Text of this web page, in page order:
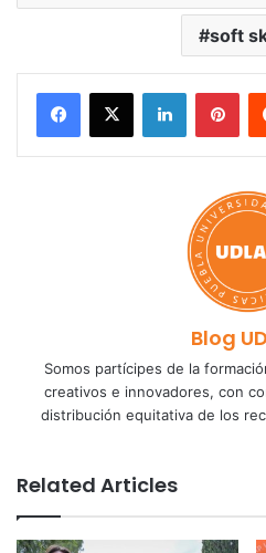
soft
LinkedIn
Blog
Somos partícipes de la
creativos e innovadores, con
distribución equitativa de los
Related Articles